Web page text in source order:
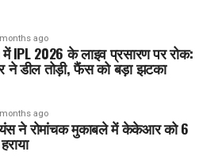
ago
में IPL 2026 के लाइव प्रसारण पर रोक:
ने डील तोड़ी, फैंस को बड़ा झटका
ago
ने रोमांचक मुकाबले में केकेआर को 6